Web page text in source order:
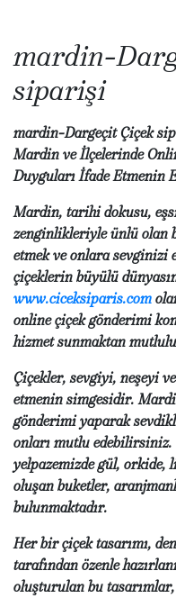
mardin-
siparişi
mardin-Dargeçit Çiçek
Mardin ve İlçelerinde
Duyguları İfade Etmenin
Mardin, tarihi dokusu,
zenginlikleriyle ünlü
etmek ve onlara sevginizi
çiçeklerin büyülü
www.ciceksiparis.com
online çiçek gönderimi
hizmet sunmaktan
Çiçekler, sevgiyi, neşeyi
etmenin simgesidir.
gönderimi yaparak
onları mutlu
yelpazemizde gül,
oluşan buketler,
bulunmaktadır.
Her bir çiçek tasarımı,
tarafından özenle
oluşturulan bu